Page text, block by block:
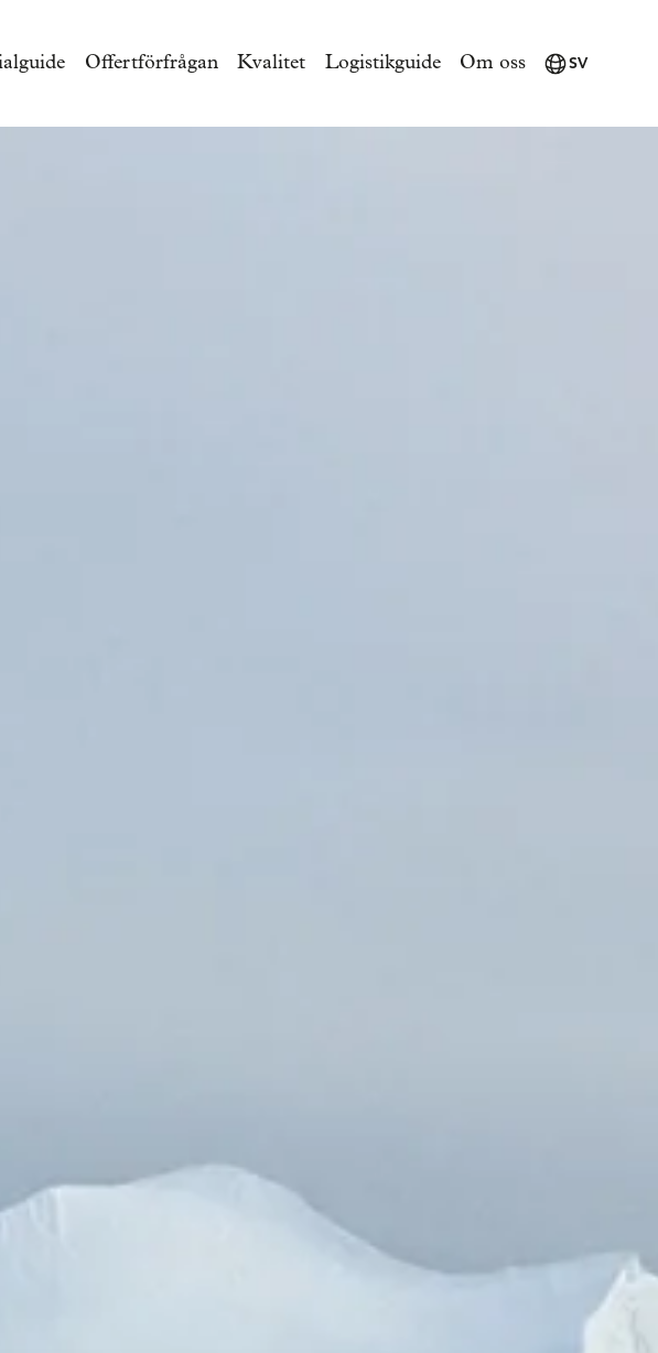
Offertförfrågan Kvalitet Logistikguide Om oss SV